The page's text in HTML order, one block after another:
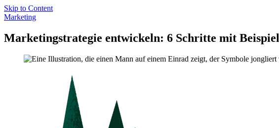
Skip to Content
Marketing
Marketingstrategie entwickeln: 6 Schritte mit Beispiel